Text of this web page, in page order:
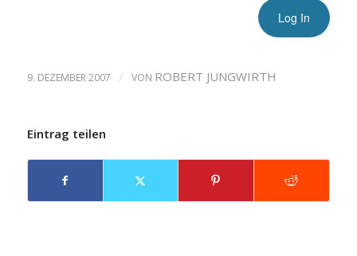
9. DEZEMBER 2007 / VON ROBERT JUNGWIRTH
Eintrag teilen